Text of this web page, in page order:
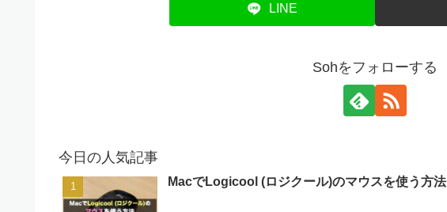
LINE
Sohをフォローする
今日の人気記事
MacでLogicool (ロジクール)のマウスを使う方法